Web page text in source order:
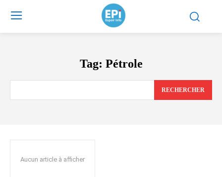
Tag: Pétrole
RECHERCHER
Aucun article à afficher